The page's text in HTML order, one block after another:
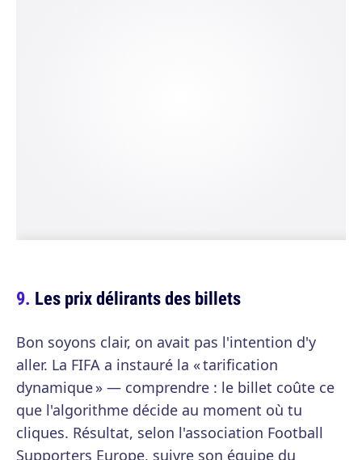
Les prix délirants des billets
Bon soyons clair, on avait pas l'intention d'y
aller. La FIFA a instauré la « tarification
dynamique » — comprendre : le billet coûte ce
que l'algorithme décide au moment où tu
cliques. Résultat, selon l'association Football
Supporters Europe, suivre son équipe du